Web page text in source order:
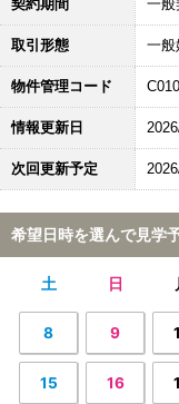
契約期間 一般
取引形態 一般
物件管理コード
情報更新日
次回更新予定
希望日時を選んで見学
土 日
8 9
15 16